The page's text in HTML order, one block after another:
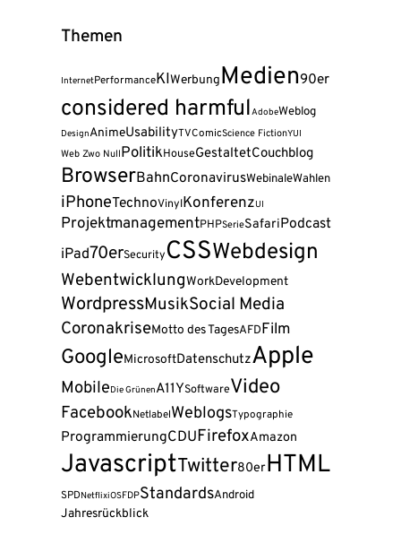
Themen
InternetPerformanceKIWerbungMedien90er
considered harmfulAdobeWeblog
DesignAnimeUsabilityTVComicScience FictionYUI
Web Zwo NullPolitikHouseGestaltetCouchblog
BrowserBahnCoronavirusWebinaleWahlen
iPhoneTechnoVinylKonferenzUI
ProjektmanagementPHPSerieSafariPodcast
iPad70erSecurityCSSWebdesign
WebentwicklungWorkDevelopment
WordpressMusikSocial Media
CoronakriseMotto des TagesAFDFilm
GoogleMicrosoftDatenschutzApple
MobileDie GrünenA11YSoftwareVideo
FacebookNetlabelWeblogsTypographie
ProgrammierungCDUFirefoxAmazon
JavascriptTwitter80erHTML
SPDNetflixiOSFDPStandardsAndroid
Jahresrückblick